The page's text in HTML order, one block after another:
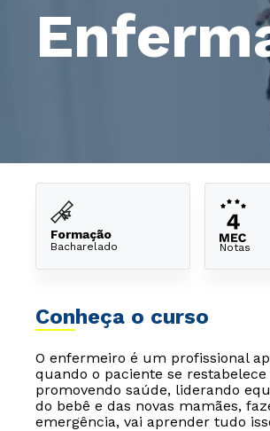
Formação
Bacharelado Notas
Conheça o curso
O enfermeiro é um profissional
quando o paciente se
promovendo saúde, liderando
do bebê e das novas mamães,
emergência, vai aprender tudo